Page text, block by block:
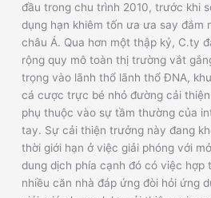
đầu trong chu trình 2010, trước khi
dụng hạn khiêm tốn ưa ưa say đắm
châu Á. Qua hơn một thập kỷ, C.ty
rộng quy mô toàn thị trường vắt
trọng vào lãnh thổ lãnh thổ ĐNA,
cá cược trực bé nhỏ đường cải
phụ thuộc vào sự tầm thường của
tay. Sự cải thiện trưởng này đang
thời giới hạn ở việc giải phóng với
dung dịch phía cạnh đó có việc hợp
nhiều căn nhà đáp ứng đòi hỏi ứng